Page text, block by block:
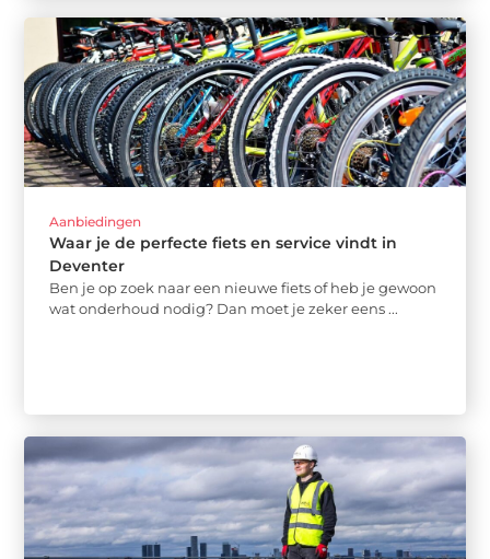
Aanbiedingen
Waar je de perfecte fiets en service vindt in
Deventer
Ben je op zoek naar een nieuwe fiets of heb je gewoon
wat onderhoud nodig? Dan moet je zeker eens ...